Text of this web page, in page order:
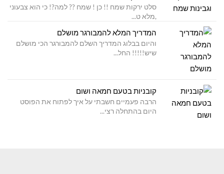
סלט ירקות שמח !! כן ! שמח ?? למה?! כי הוא צבעוני
,מלא ט...
המדריך המלא להמבורגר מושלם
והיום בבלוג המדריך השלם להמבורגר הכי מושלם
שיש!!!!! החל...
קובניות בטעם חמאה ושום
הרבה פעמיים חשבתי על איך לפתוח את הפוסט
היום בהתחלה רצי...